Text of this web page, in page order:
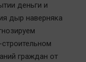
деньги и
дыр наверняка
граждан от